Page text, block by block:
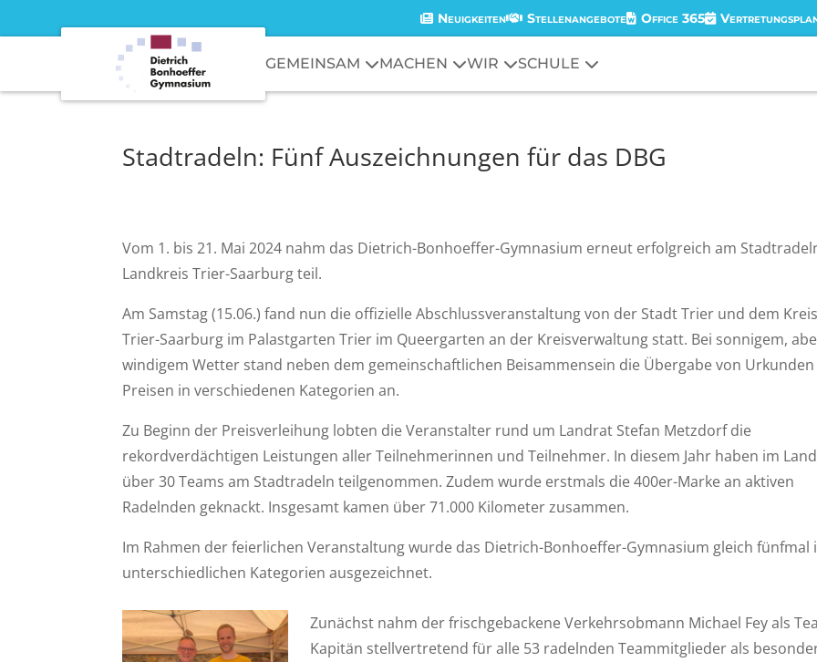
Neuigkeiten Stellenangebote Office 365
GEMEINSAM MACHEN WIR SCHULE
Stadtradeln: Fünf Auszeichnungen für das DBG
Vom 1. bis 21. Mai 2024 nahm das Dietrich-Bonhoeffer-Gymnasium erneut erfolgreich am
Landkreis Trier-Saarburg teil.
Am Samstag (15.06.) fand nun die offizielle Abschlussveranstaltung von der Stadt Trier und dem
Trier-Saarburg im Palastgarten Trier im Queergarten an der Kreisverwaltung statt. Bei sonnigem,
windigem Wetter stand neben dem gemeinschaftlichen Beisammensein die Übergabe von
Preisen in verschiedenen Kategorien an.
Zu Beginn der Preisverleihung lobten die Veranstalter rund um Landrat Stefan Metzdorf die
rekordverdächtigen Leistungen aller Teilnehmerinnen und Teilnehmer. In diesem Jahr haben im
über 30 Teams am Stadtradeln teilgenommen. Zudem wurde erstmals die 400er-Marke an aktiven
Radelnden geknackt. Insgesamt kamen über 71.000 Kilometer zusammen.
Im Rahmen der feierlichen Veranstaltung wurde das Dietrich-Bonhoeffer-Gymnasium gleich fünfmal
unterschiedlichen Kategorien ausgezeichnet.
Zunächst nahm der frischgebackene Verkehrsobmann Michael Fey als
Kapitän stellvertretend für alle 53 radelnden Teammitglieder als